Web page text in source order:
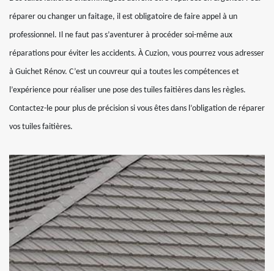
réparer ou changer un faitage, il est obligatoire de faire appel à un
professionnel. Il ne faut pas s’aventurer à procéder soi-même aux
réparations pour éviter les accidents. À Cuzion, vous pourrez vous adresser
à Guichet Rénov. C’est un couvreur qui a toutes les compétences et
l’expérience pour réaliser une pose des tuiles faitières dans les règles.
Contactez-le pour plus de précision si vous êtes dans l’obligation de réparer
vos tuiles faitières.